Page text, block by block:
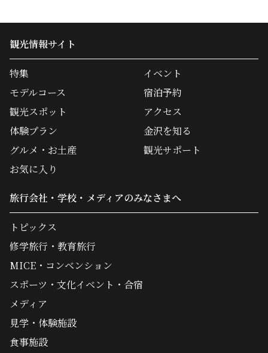
観光情報サイト
特集
モデルコース
観光スポット
体験プラン
グルメ・お土産
イベント
宿泊予約
アクセス
金沢を知る
観光サポート
お気に入り
旅行会社・学校・メディアのみなさまへ
トピックス
修学旅行・教育旅行
MICE・コンベンション
スポーツ・文化イベント・合宿
メディア
見学・体験施設
食事施設